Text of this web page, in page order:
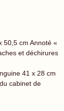
50,5 cm Annoté «
et déchirures
41 x 28 cm
cabinet de